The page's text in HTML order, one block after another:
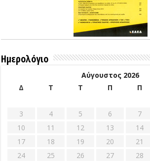
Ημερολόγιο
Αύγουστος 2026
Δ
Τ Τ Π Π
3
4 5 6 7
10
11 12 13 14
17
18 19 20 21
24
25 26 27 28